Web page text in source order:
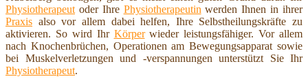
Physiotherapeut oder Ihre Physiotherapeutin werden Ihnen in ihrer
Praxis also vor allem dabei helfen, Ihre Selbstheilungskräfte zu
aktivieren. So wird Ihr Körperwieder leistungsfähiger. Vor allem
nach Knochenbrüchen, Operationen am Bewegungsapparat sowie
bei Muskelverletzungen und -verspannungen unterstützt Sie Ihr
Physiotherapeut.